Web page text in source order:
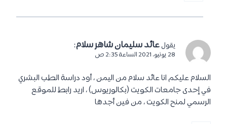
يقول عائد سليمان شاهر سلام:
28 يونيو، 2021 الساعة 2:35 ص
السلام عليكم انا عائد سلام من اليمن ، أود دراسة الطب البشري
في إحدى جامعات الكويت (بكالوريوس) ، اريد رابط للموقع
الرسمي لمنح الكويت ، من فين أجدها